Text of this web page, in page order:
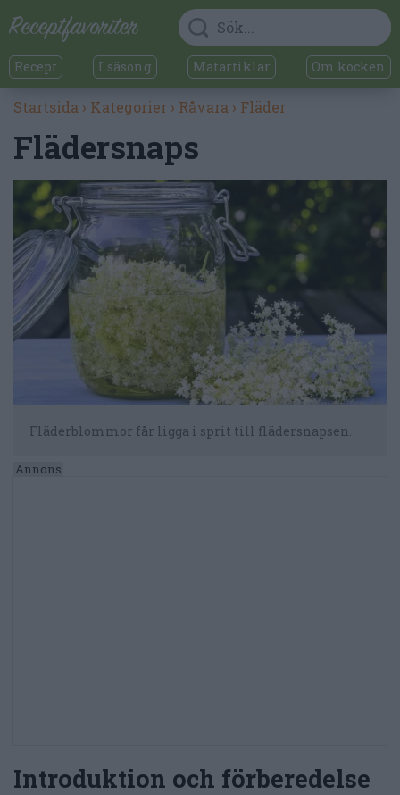
Recept I säsong Matartiklar Om kocken
Startsida › Kategorier › Råvara › Fläder
Flädersnaps
Fläderblommor får ligga i sprit till flädersnapsen.
Introduktion och förberedelse